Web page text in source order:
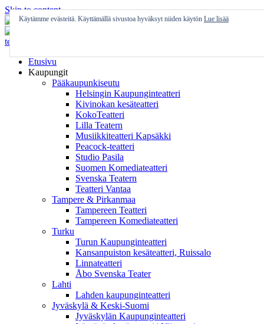
Skip to content
Etusivu
Kaupungit
Pääkaupunkiseutu
Helsingin Kaupunginteatteri
Kivinokan kesäteatteri
KokoTeatteri
Lilla Teatern
Musiikkiteatteri Kapsäkki
Peacock-teatteri
Studio Pasila
Suomen Komediateatteri
Svenska Teatern
Teatteri Vantaa
Tampere & Pirkanmaa
Tampereen Teatteri
Tampereen Komediateatteri
Turku
Turun Kaupunginteatteri
Kansanpuiston kesäteatteri, Ruissalo
Linnateatteri
Åbo Svenska Teater
Lahti
Lahden kaupunginteatteri
Jyväskylä & Keski-Suomi
Jyväskylän Kaupunginteatteri
Käytämme evästeitä. Käyttämällä sivustoa hyväksyt niiden käytön Lue lisää